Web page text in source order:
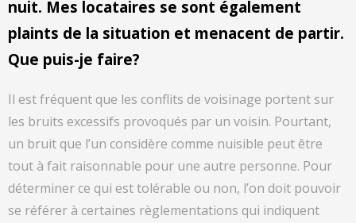
nuit. Mes locataires se sont également
plaints de la situation et menacent de partir.
Que puis-je faire?
Il est fréquent que les conflits de voisinage portent sur
les bruits excessifs provoqués par un voisin. Pourtant,
un bruit que l’un considère comme nuisible peut être
tout à fait raisonnable pour une autre personne. Pour
déterminer ce qui est tolérable ou non, l’on doit pouvoir
se référer à certaines règlementations qui indiquent